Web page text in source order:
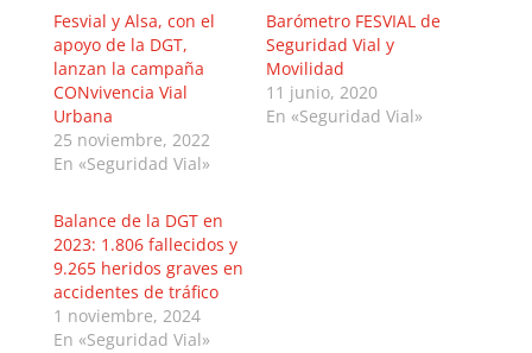
Fesvial y Alsa, con el
apoyo de la DGT,
lanzan la campaña
CONvivencia Vial
Urbana
25 noviembre, 2022
En «Seguridad Vial»
Barómetro FESVIAL de
Seguridad Vial y
Movilidad
11 junio, 2020
En «Seguridad Vial»
Balance de la DGT en
2023: 1.806 fallecidos y
9.265 heridos graves en
accidentes de tráfico
1 noviembre, 2024
En «Seguridad Vial»